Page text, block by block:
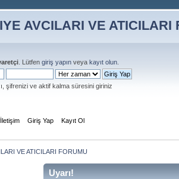
. Lütfen giriş yapın veya kayıt olun
şifrenizi ve aktif kalma süresini giriniz
İletişim Giriş Yap Kayıt Ol
VE ATICILARI FORUMU
Uyarı!